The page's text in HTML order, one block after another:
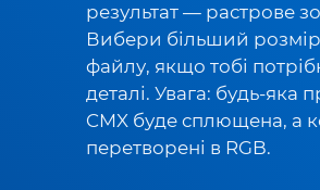
результат — растрове
Вибери більший розмір
файлу, якщо тобі
деталі. Увага: будь-яка
CMX буде сплющена, а
перетворені в RGB.